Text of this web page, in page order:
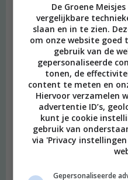
De Groene
vergelijkbare
slaan en in te zien.
om onze website
gebruik van de
gepersonaliseerde
tonen, de
content te meten en
Hiervoor verzamelen
advertentie ID’s,
kunt je cookie
gebruik van
via 'Privacy
Gepersonaliseerde